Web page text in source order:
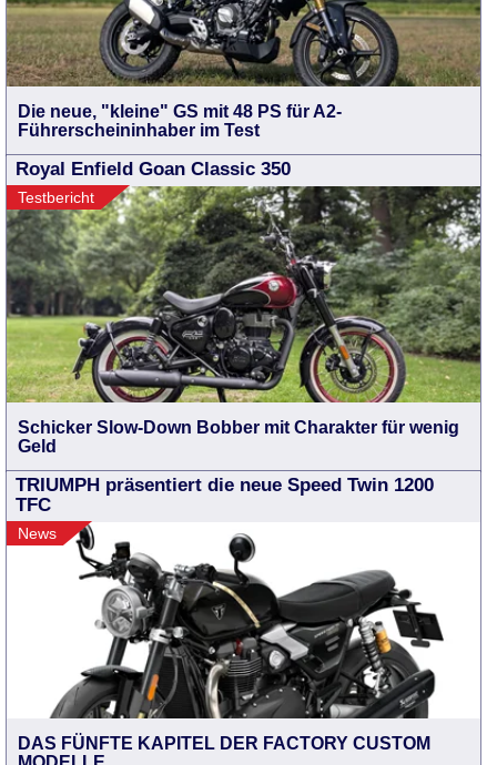
Die neue, "kleine" GS mit 48 PS für A2-
Führerscheininhaber im Test
Royal Enfield Goan Classic 350
Testbericht
Schicker Slow-Down Bobber mit Charakter für wenig
Geld
TRIUMPH präsentiert die neue Speed Twin 1200
TFC
News
DAS FÜNFTE KAPITEL DER FACTORY CUSTOM